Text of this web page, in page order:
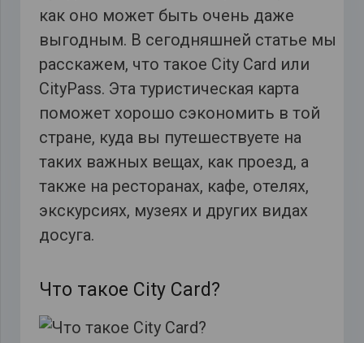
как оно может быть очень даже
выгодным. В сегодняшней статье мы
расскажем, что такое City Card или
CityPass. Эта туристическая карта
поможет хорошо сэкономить в той
стране, куда вы путешествуете на
таких важных вещах, как проезд, а
также на ресторанах, кафе, отелях,
экскурсиях, музеях и других видах
досуга.
Что такое City Card?